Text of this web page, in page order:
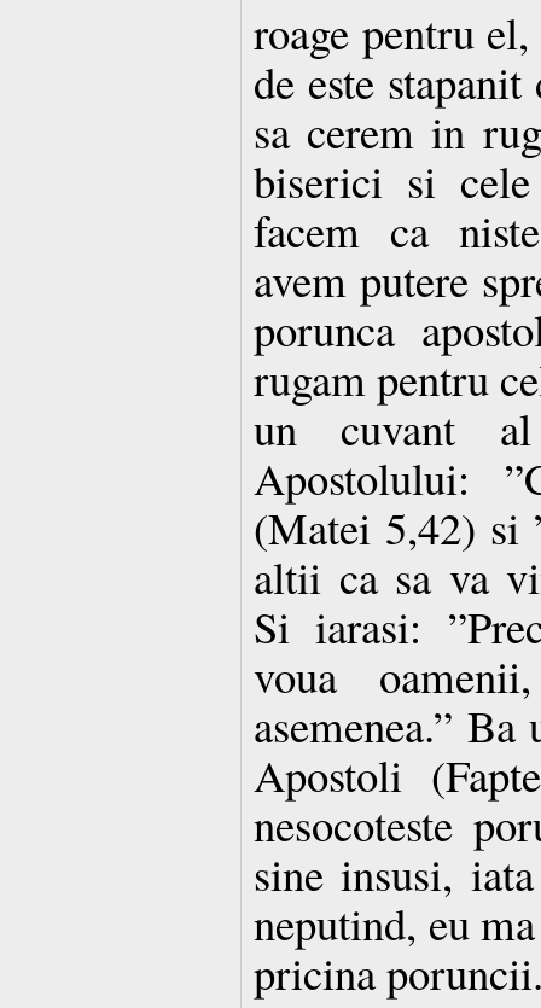
roage pentru
de este
sa cerem in
biserici si
facem ca
avem putere
porunca
rugam pentru
un cuvant
Apostolului:
(Matei 5,42) si
altii ca sa va
Si iarasi:
voua
asemenea.”
Apostoli
nesocoteste
sine insusi,
neputind, eu
pricina